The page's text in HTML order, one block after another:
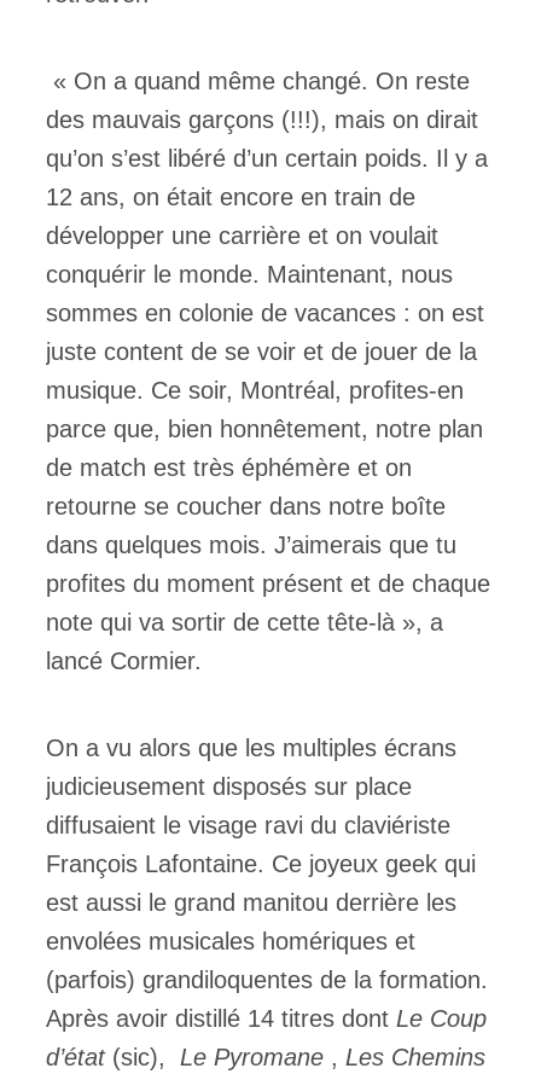
« On a quand même changé. On reste
des mauvais garçons (!!!), mais on dirait
qu’on s’est libéré d’un certain poids. Il y a
12 ans, on était encore en train de
développer une carrière et on voulait
conquérir le monde. Maintenant, nous
sommes en colonie de vacances : on est
juste content de se voir et de jouer de la
musique. Ce soir, Montréal, profites-en
parce que, bien honnêtement, notre plan
de match est très éphémère et on
retourne se coucher dans notre boîte
dans quelques mois. J’aimerais que tu
profites du moment présent et de chaque
note qui va sortir de cette tête-là », a
lancé Cormier.
On a vu alors que les multiples écrans
judicieusement disposés sur place
diffusaient le visage ravi du claviériste
François Lafontaine. Ce joyeux geek qui
est aussi le grand manitou derrière les
envolées musicales homériques et
(parfois) grandiloquentes de la formation.
Après avoir distillé 14 titres dont Le Coup
d’état (sic), Le Pyromane , Les Chemins